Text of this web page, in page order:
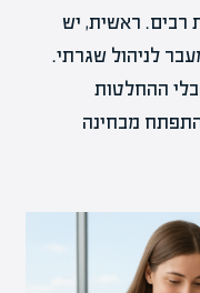
רבים. ראשית, יש
לניהול שגרתי.
ההחלטות
מבחינה